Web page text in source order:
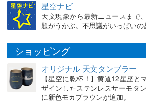
星空ナビ
天文現象から最新ニュースまで
題がうかぶ。不思議がいっぱいの
ショッピング
オリジナル 天文タンブラー
【星空に乾杯！】黄道12星座と
ザインしたステンレスサーモタ
に新色モカブラウンが追加。